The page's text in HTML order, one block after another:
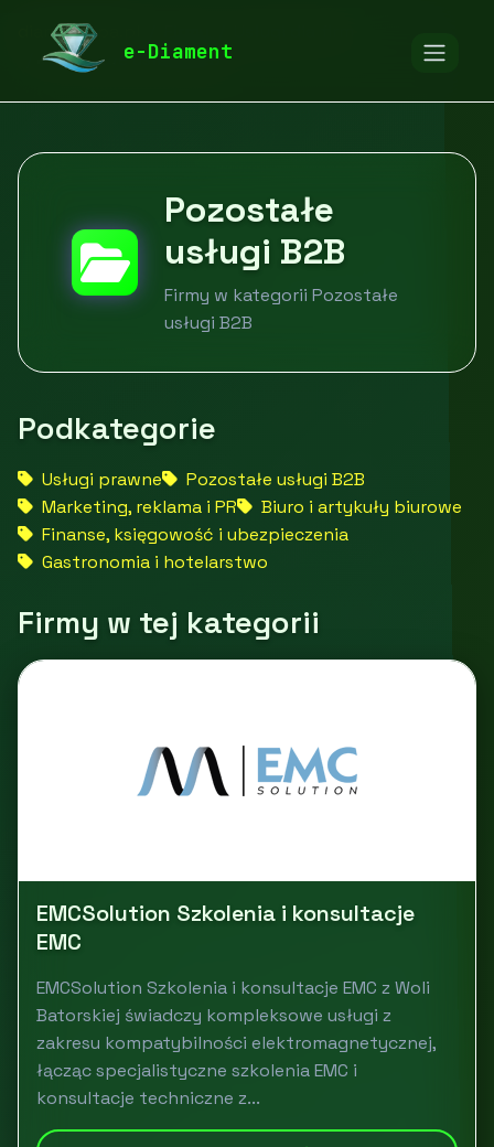
e-Diament
diamentspa.pl
Pozostałe usługi B2B
Pozostałe
usługi B2B
Firmy w kategorii Pozostałe
usługi B2B
Podkategorie
Usługi prawne
Pozostałe usługi B2B
Marketing, reklama i PR
Biuro i artykuły biurowe
Finanse, księgowość i ubezpieczenia
Gastronomia i hotelarstwo
Firmy w tej kategorii
EMCSolution Szkolenia i konsultacje
EMC
EMCSolution Szkolenia i konsultacje EMC z Woli
Batorskiej świadczy kompleksowe usługi z
zakresu kompatybilności elektromagnetycznej,
łącząc specjalistyczne szkolenia EMC i
konsultacje techniczne z...